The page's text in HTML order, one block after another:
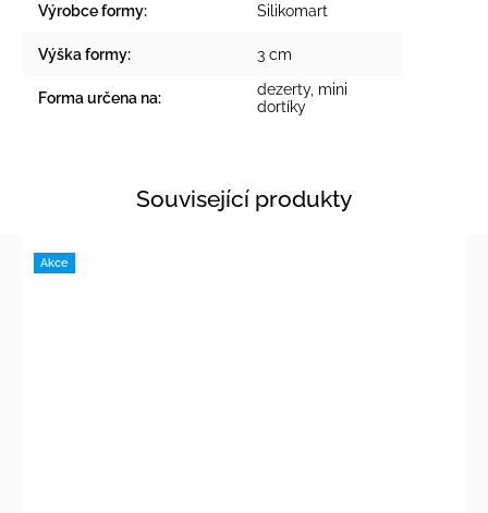
Výrobce formy: Silikomart
Výška formy: 3 cm
Forma určena na:
dezerty, mini
dortíky
Související produkty
Akce